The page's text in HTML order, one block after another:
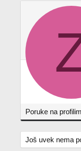
Poruke na
Još uvek nema